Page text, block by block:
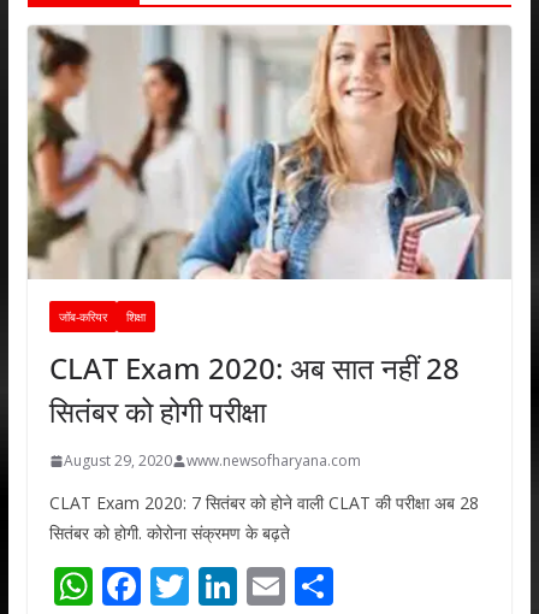
जॉब-करियर शिक्षा
CLAT Exam 2020: अब सात नहीं 28
सितंबर को होगी परीक्षा
August 29, 2020 www.newsofharyana.com
CLAT Exam 2020: 7 सितंबर को होने वाली CLAT की परीक्षा अब 28
सितंबर को होगी. कोरोना संक्रमण के बढ़ते
W F T Li E S